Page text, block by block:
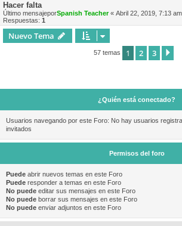
Hacer falta
Último mensajeporSpanish Teacher« Abril 22, 2019, 7:13 am
Respuestas: 1
Nuevo Tema
57 temas 1 2 3
¿Quién está conectado?
Usuarios navegando por este Foro: No hay usuarios
invitados
Permisos del foro
Puede abrir nuevos temas en este Foro
Puede responder a temas en este Foro
No puede editar sus mensajes en este Foro
No puede borrar sus mensajes en este Foro
No puede enviar adjuntos en este Foro